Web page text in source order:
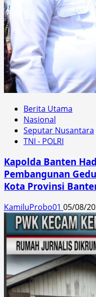
Berita Utama
Nasional
Seputar Nusantara
TNI - POLRI
Kapolda Banten
Pembangunan
Kota Provinsi
KamiluProbo01 05/08/